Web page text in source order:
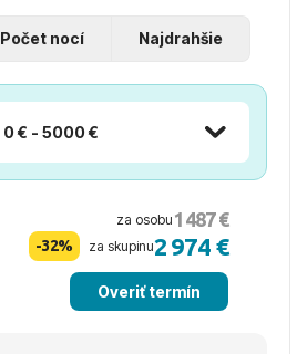
Počet nocí Najdrahšie
0 € - 5000 €
za osobu 1 487 €
-32% za skupinu2 974 €
Overiť termín